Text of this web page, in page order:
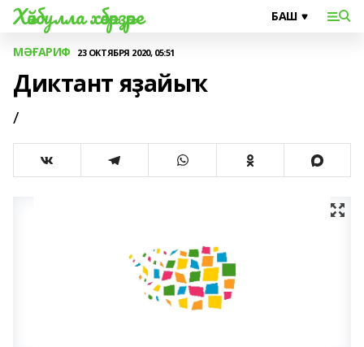
Хәйбулла хәбәрҙәре
МӘҒАРИФ 23 ОКТЯБРЯ 2020, 05:51
Диктант яҙайыҡ
/